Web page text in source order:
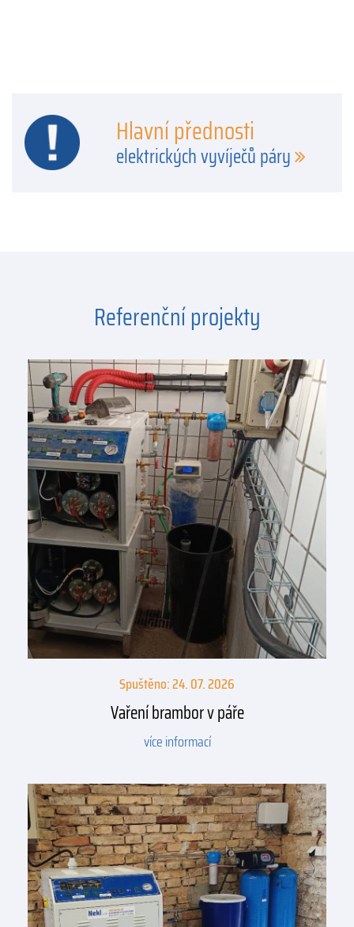
Hlavní přednosti
elektrických vyvíječů páry
Referenční projekty
Spuštěno: 24. 07. 2026
Vaření brambor v páře
více informací